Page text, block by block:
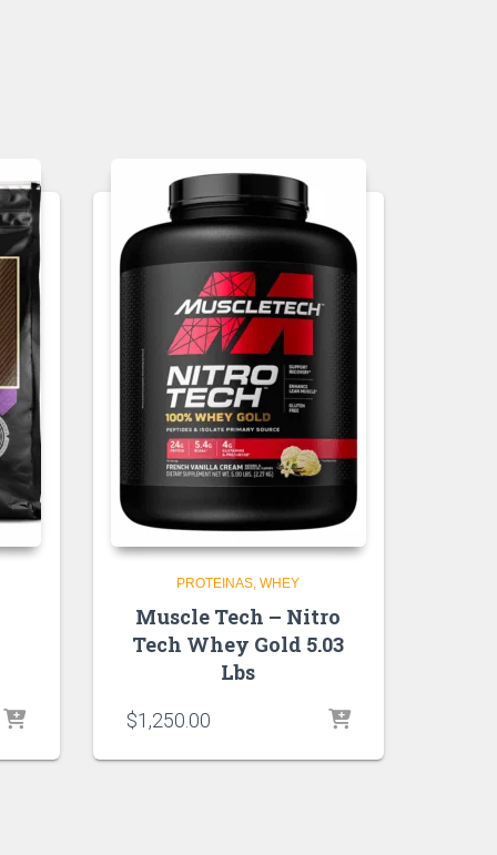
PROTEINAS WHEY
Muscle Tech – Nitro
Tech Whey Gold 5.03
Lbs
$1,250.00